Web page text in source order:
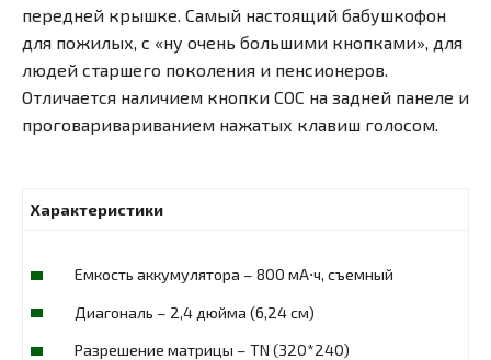
передней крышке. Самый настоящий бабушкофон
для пожилых, с «ну очень большими кнопками», для
людей старшего поколения и пенсионеров.
Отличается наличием кнопки СОС на задней панеле и
проговаривариванием нажатых клавиш голосом.
Характеристики
Емкость аккумулятора – 800 мА⋅ч, съемный
Диагональ – 2,4 дюйма (6,24 см)
Разрешение матрицы – TN (320*240)